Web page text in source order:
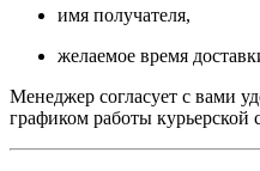
имя получателя,
желаемое время
Менеджер согласует с вами
графиком работы курьерской